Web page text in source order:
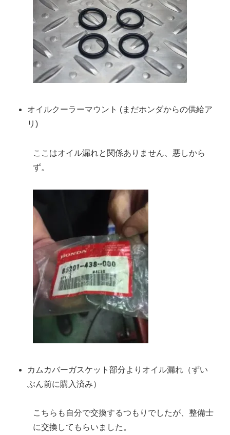
オイルクーラーマウント (まだホンダからの供給ア
リ)
ここはオイル漏れと関係ありません、悪しから
ず。
カムカバーガスケット部分よりオイル漏れ（ずい
ぶん前に購入済み）
こちらも自分で交換するつもりでしたが、整備士
に交換してもらいました。